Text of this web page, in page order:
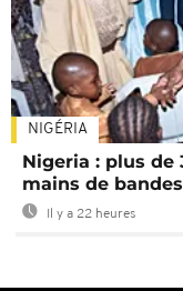
NIGÉRIA
Nigeria : plus de
mains de
Il y a 22 heures